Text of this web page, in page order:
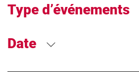
Type d’événements
Date